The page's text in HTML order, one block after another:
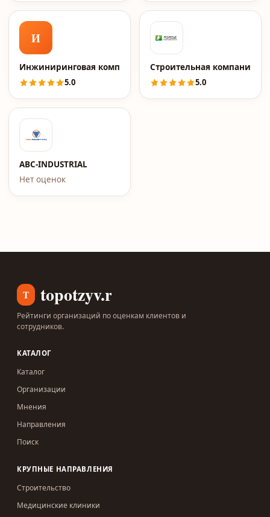
И
Инжиниринговая компания 2к
5.0
Строительная компания
5.0
ABC-INDUSTRIAL
Нет оценок
T topotzyv.ru
Рейтинги организаций по оценкам клиентов и
сотрудников.
КАТАЛОГ
Каталог
Организации
Мнения
Направления
Поиск
КРУПНЫЕ НАПРАВЛЕНИЯ
Строительство
Медицинские клиники